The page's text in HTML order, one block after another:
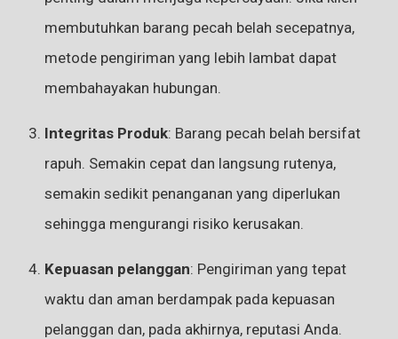
membutuhkan barang pecah belah secepatnya,
metode pengiriman yang lebih lambat dapat
membahayakan hubungan.
Integritas Produk: Barang pecah belah bersifat
rapuh. Semakin cepat dan langsung rutenya,
semakin sedikit penanganan yang diperlukan
sehingga mengurangi risiko kerusakan.
Kepuasan pelanggan: Pengiriman yang tepat
waktu dan aman berdampak pada kepuasan
pelanggan dan, pada akhirnya, reputasi Anda.